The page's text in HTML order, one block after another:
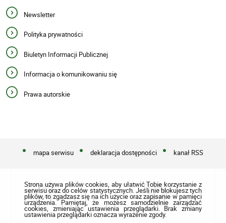
Newsletter
Polityka prywatności
Biuletyn Informacji Publicznej
Informacja o komunikowaniu się
Prawa autorskie
mapa serwisu deklaracja dostępności kanał RSS
Strona używa plików cookies, aby ułatwić Tobie korzystanie z
serwisu oraz do celów statystycznych. Jeśli nie blokujesz tych
plików, to zgadzasz się na ich użycie oraz zapisanie w pamięci
urządzenia. Pamiętaj, że możesz samodzielnie zarządzać
cookies, zmieniając ustawienia przeglądarki. Brak zmiany
ustawienia przeglądarki oznacza wyrażenie zgody.